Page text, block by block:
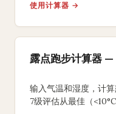
使用计算器 →
露点跑步计算器
输入气温和湿度，计
7级评估从最佳（